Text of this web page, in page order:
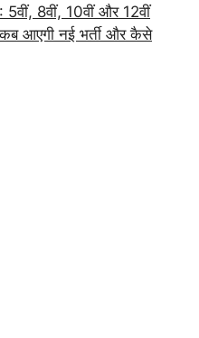
5वीं, 8वीं, 10वीं और 12वीं
आएगी नई भर्ती और कैसे